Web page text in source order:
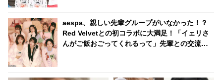
aespa、親しい先輩グループがいなかった！？
Red Velvetとの初コラボに大満足！「イェリさ
んがご飯おごってくれるって」先輩との交流に